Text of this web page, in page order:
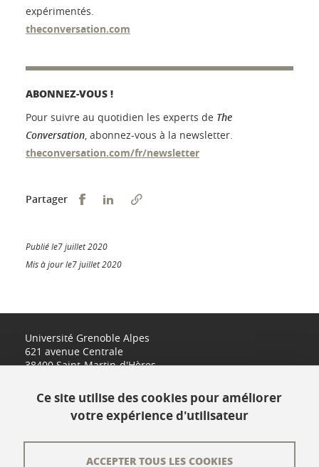
expérimentés.
theconversation.com
ABONNEZ-VOUS !
Pour suivre au quotidien les experts de The
Conversation, abonnez-vous à la newsletter.
theconversation.com/fr/newsletter
Partager Partager sur Facebook
Partager sur LinkedIn
Publié le7 juillet 2020
Mis à jour le7 juillet 2020
Université Grenoble Alpes
621 avenue Centrale
38400 Saint-Martin-d'Hères
Ce site utilise des cookies pour améliorer
votre expérience d'utilisateur
ACCEPTER TOUS LES COOKIES